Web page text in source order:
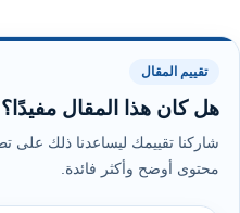
تقييم المقال
هل كان هذا المقال مفيدًا؟
شاركنا تقييمك ليساعدنا ذلك على
محتوى أوضح وأكثر فائدة.